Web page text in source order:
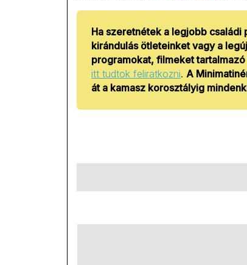
Ha szeretnétek a legjobb
kirándulás ötleteinket vagy a
programokat, filmeket
itt tudtok feliratkozni. A
át a kamasz korosztályig